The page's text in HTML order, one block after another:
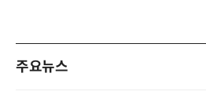
주요뉴스